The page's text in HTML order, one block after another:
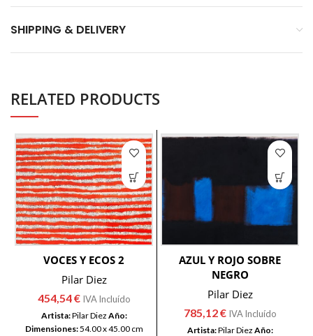
SHIPPING & DELIVERY
RELATED PRODUCTS
VOCES Y ECOS 2
Pilar Diez
454,54€ IVA Incluído
Artista:Pilar Diez Año:
Dimensiones:54.00 x 45.00 cm
AZUL Y ROJO SOBRE
NEGRO
Pilar Diez
785,12€ IVA Incluído
Artista:Pilar Diez Año: